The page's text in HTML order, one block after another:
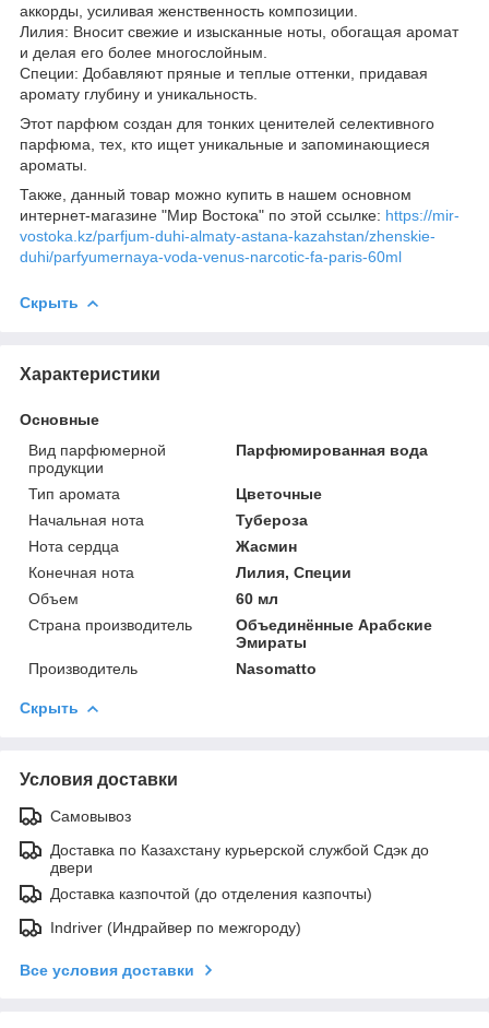
аккорды, усиливая женственность композиции.
Лилия: Вносит свежие и изысканные ноты, обогащая аромат
и делая его более многослойным.
Специи: Добавляют пряные и теплые оттенки, придавая
аромату глубину и уникальность.
Этот парфюм создан для тонких ценителей селективного
парфюма, тех, кто ищет уникальные и запоминающиеся
ароматы.
Также, данный товар можно купить в нашем основном
интернет-магазине "Мир Востока" по этой ссылке: https://mir-
vostoka.kz/parfjum-duhi-almaty-astana-kazahstan/zhenskie-
duhi/parfyumernaya-voda-venus-narcotic-fa-paris-60ml
Скрыть
Характеристики
Основные
Вид парфюмерной
продукции
Парфюмированная вода
Тип аромата
Цветочные
Начальная нота
Тубероза
Нота сердца
Жасмин
Конечная нота
Лилия, Специи
Объем
60 мл
Страна производитель
Объединённые Арабские
Эмираты
Производитель
Nasomatto
Скрыть
Условия доставки
Самовывоз
Доставка по Казахстану курьерской службой Сдэк до
двери
Доставка казпочтой (до отделения казпочты)
Indriver (Индрайвер по межгороду)
Все условия доставки